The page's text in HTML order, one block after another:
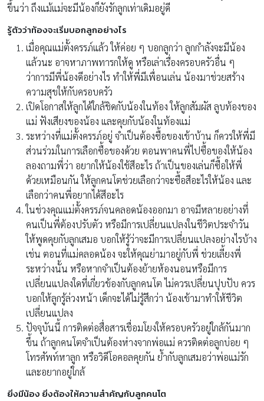
ขึ้นว่า ถึงแม้แม่จะมีน้องก็ยังรักลูกเท่าเดิมอยู่ดี
รู้ตัวว่าท้องจะเริ่มบอกลูกอย่างไร
เมื่อคุณแม่ตั้งครรภ์แล้ว ให้ค่อย ๆ บอกลูกว่า ลูกกำลังจะมีน้อง
แล้วนะ อาจหาภาพทารกให้ดู หรือเล่าเรื่องครอบครัวอื่น ๆ
ว่าการมีพี่น้องดีอย่างไร ทำให้พี่มีเพื่อนเล่น น้องมาช่วยสร้าง
ความสุขให้กับครอบครัว
เปิดโอกาสให้ลูกได้ใกล้ชิดกับน้องในท้อง ให้ลูกสัมผัส ลูบท้องของ
แม่ ฟังเสียงของน้อง และคุยกับน้องในท้องแม่
ระหว่างที่แม่ตั้งครรภ์อยู่ จำเป็นต้องซื้อของเข้าบ้าน ก็ควรให้พี่มี
ส่วนร่วมในการเลือกซื้อของด้วย ตอนพาคนพี่ไปซื้อของให้น้อง
ลองถามพี่ว่า อยากให้น้องใช้สีอะไร ถ้าเป็นของเล่นก็ซื้อให้พี่
ด้วยเหมือนกัน ให้ลูกคนโตช่วยเลือกว่าจะซื้อสีอะไรให้น้อง และ
เลือกว่าคนพี่อยากได้สีอะไร
ในช่วงคุณแม่ตั้งครรภ์จนคลอดน้องออกมา อาจมีหลายอย่างที่
คนเป็นพี่ต้องปรับตัว หรือมีการเปลี่ยนแปลงในชีวิตประจำวัน
ให้พูดคุยกับลูกเสมอ บอกให้รู้ว่าจะมีการเปลี่ยนแปลงอย่างไรบ้าง
เช่น ตอนที่แม่คลอดน้อง จะให้คุณย่ามาอยู่กับพี่ ช่วยเลี้ยงพี่
ระหว่างนั้น หรือหากจำเป็นต้องย้ายห้องนอนหรือมีการ
เปลี่ยนแปลงใดที่เกี่ยวข้องกับลูกคนโต ไม่ควรเปลี่ยนปุบปับ ควร
บอกให้ลูกรู้ล่วงหน้า เด็กจะได้ไม่รู้สึกว่า น้องเข้ามาทำให้ชีวิต
เปลี่ยนแปลง
ปัจจุบันนี้ การติดต่อสื่อสารเชื่อมโยงให้ครอบครัวอยู่ใกล้กันมาก
ขึ้น ถ้าลูกคนโตจำเป็นต้องห่างจากพ่อแม่ ควรติดต่อลูกบ่อย ๆ
โทรศัพท์หาลูก หรือวิดีโอคอลคุยกัน ย้ำกับลูกเสมอว่าพ่อแม่รัก
และอยากอยู่ใกล้
ยิ่งมีน้อง ยิ่งต้องให้ความสำคัญกับลูกคนโต